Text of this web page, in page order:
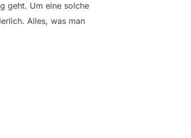
geht. Um eine solche
Alles, was man
ZEICHNEN“